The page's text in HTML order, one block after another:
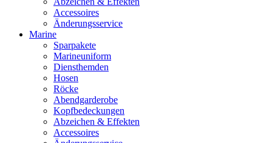
Accessoires
Änderungsservice
Marine
Sparpakete
Marineuniform
Diensthemden
Hosen
Röcke
Abendgarderobe
Kopfbedeckungen
Abzeichen & Effekten
Accessoires